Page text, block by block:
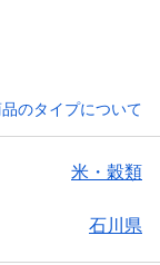
品のタイプについて
米・穀類
石川県